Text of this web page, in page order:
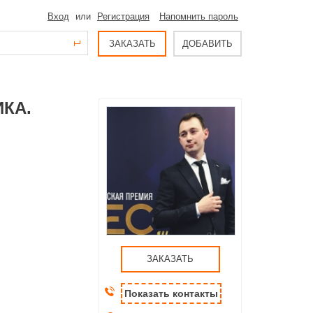
Вход или Регистрация Напомнить пароль
ЗАКАЗАТЬ ДОБАВИТЬ
ЗАКАЗАТЬ
Показать контакты